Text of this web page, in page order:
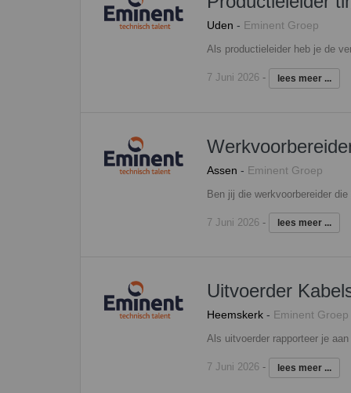
Uden - Eminent Groep
7 Juni 2026- lees meer ...
Assen - Eminent Groep
7 Juni 2026- lees meer ...
Uitvoerder
Heemskerk- Eminent Groep
7 Juni 2026- lees meer ...